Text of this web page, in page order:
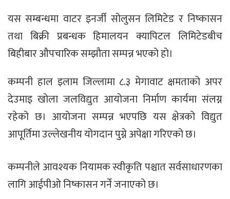
यस सम्बन्धमा वाटर इनर्जी सोलुसन लिमिटेड र निष्कासन
तथा बिक्री प्रबन्धक हिमालयन क्यापिटल लिमिटेडबीच
बिहीबार औपचारिक सम्झौता सम्पन्न भएको हो।
कम्पनी हाल इलाम जिल्लामा ८.३ मेगावाट क्षमताको अपर
देउमाइ खोला जलविद्युत आयोजना निर्माण कार्यमा संलग्न
रहेको छ। आयोजना सम्पन्न भएपछि यस क्षेत्रको विद्युत
आपूर्तिमा उल्लेखनीय योगदान पुग्ने अपेक्षा गरिएको छ।
कम्पनीले आवश्यक नियामक स्वीकृति पश्चात सर्वसाधारणका
लागि आईपीओ निष्कासन गर्ने जनाएको छ।